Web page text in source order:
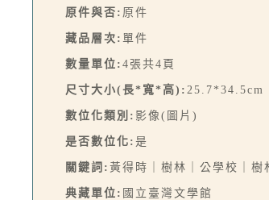
原件與否: 原件
藏品層次: 單件
數量單位: 4張共4頁
尺寸大小(長*寬*高): 25.7*34.5cm
數位化類別: 影像(圖片)
是否數位化: 是
關鍵詞: 黃得時｜樹林｜公學校｜樹
典藏單位: 國立臺灣文學館